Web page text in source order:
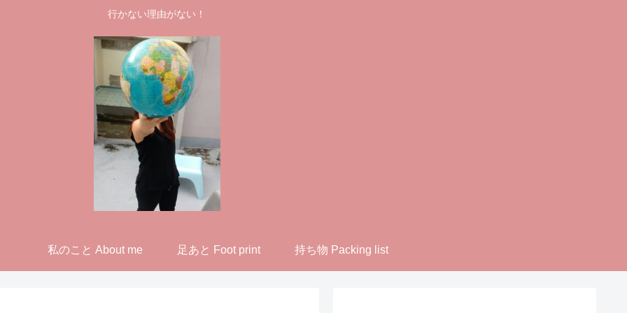
行かない理由がない！
私のこと About me 足あと Foot print 持ち物 Packing list